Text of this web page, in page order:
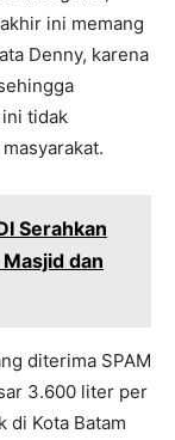
ini memang
Denny, karena
tidak
Serahkan
dan
diterima SPAM
3.600 liter per
di Kota Batam